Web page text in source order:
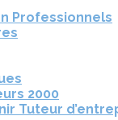
Professionnels
2000
Tuteur